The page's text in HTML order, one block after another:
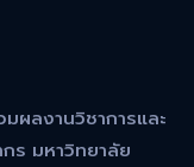
ผลงานวิชาการและ
ร มหาวิทยาลัย